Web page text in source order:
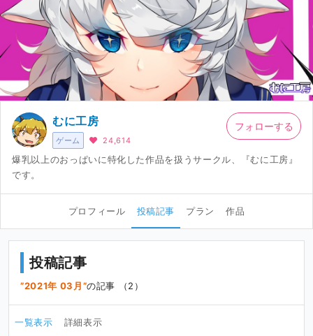
ゲーム
むに工房
24,614
爆乳以上のおっぱいに特化した作品を扱うサークル、『むに工房』
です。
フォローする
プロフィール 投稿記事 プラン 作品
投稿記事
2021年 03月 の記事 （2）
一覧表示 詳細表示